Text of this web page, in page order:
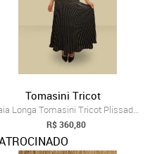
Tomasini Tricot
Saia Longa Tomasini Tricot Plissada Cinza
R$ 360,80